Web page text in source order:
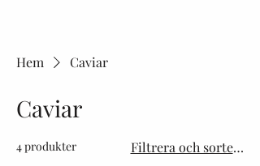
Hem Caviar
Caviar
4 produkter Filtrera och sortera